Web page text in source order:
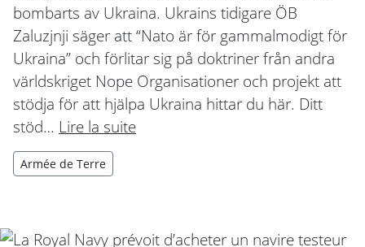
bombarts av Ukraina. Ukrains tidigare ÖB
Zaluzjnji säger att “Nato är för gammalmodigt för
Ukraina” och förlitar sig på doktriner från andra
världskriget Nope Organisationer och projekt att
stödja för att hjälpa Ukraina hittar du här. Ditt
stöd… Lire la suite
Armée de Terre